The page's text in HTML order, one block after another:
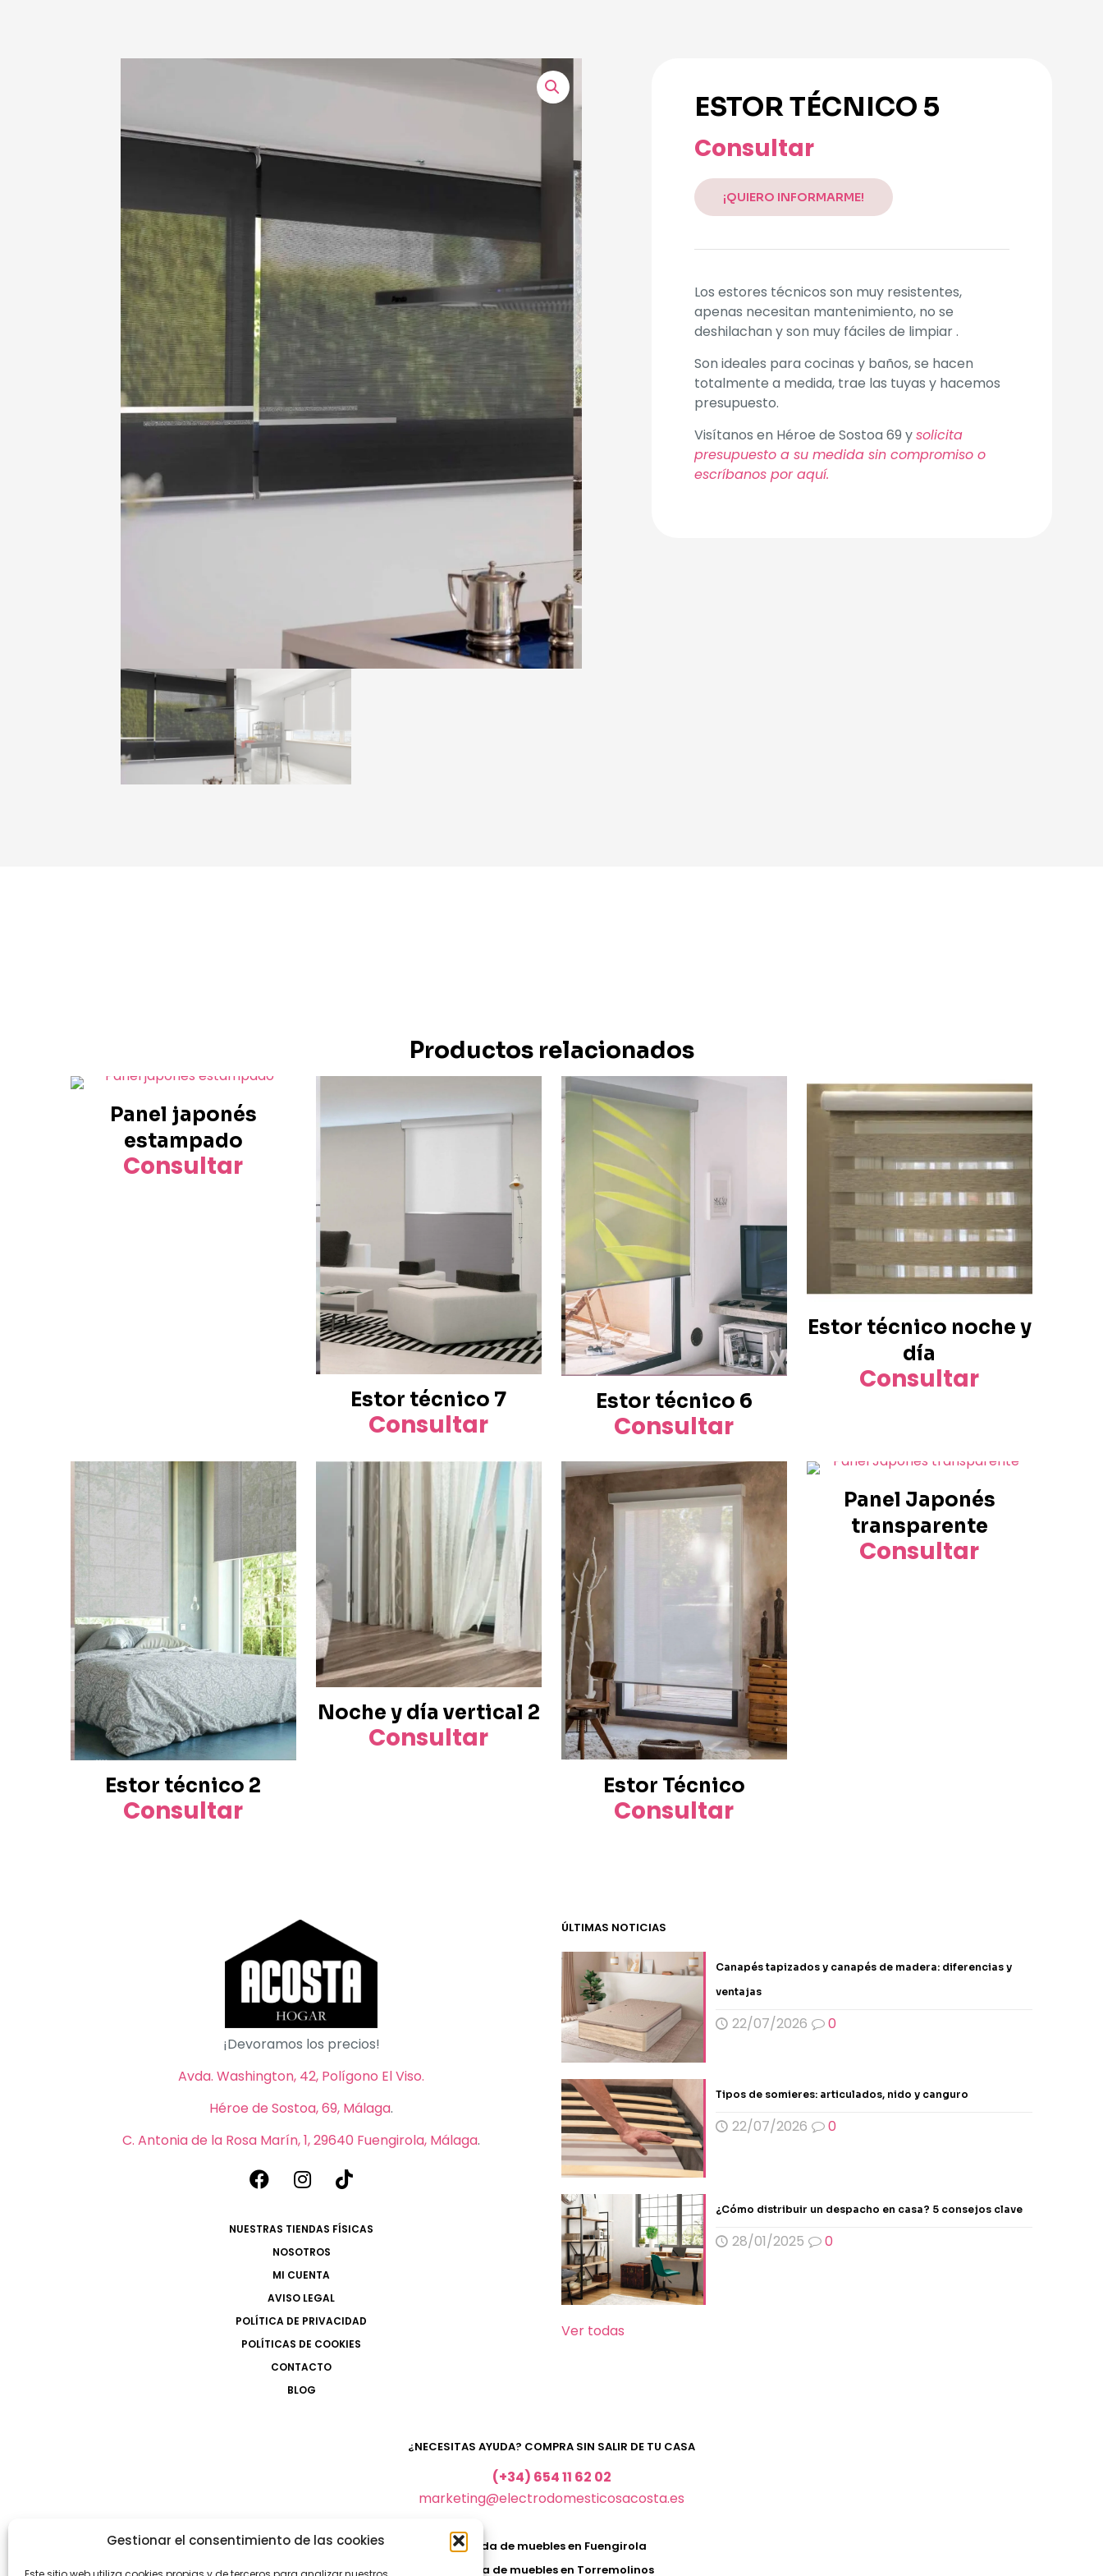
Gestionar el consentimiento de las cookies
ESTOR TÉCNICO 5
Consultar
¡QUIERO INFORMARME!
Los estores técnicos son muy resistentes,
apenas necesitan mantenimiento, no se
deshilachan y son muy fáciles de limpiar .
Son ideales para cocinas y baños, se hacen
totalmente a medida, trae las tuyas y hacemos
presupuesto.
Visítanos en Héroe de Sostoa 69 ysolicita
presupuesto a su medida sin compromiso o
escríbanos por aquí.
Productos relacionados
Panel japonés
estampado
Consultar
Estor técnico 7
Consultar
Estor técnico 6
Consultar
Estor técnico noche y
día
Consultar
Estor técnico 2
Consultar
Noche y día vertical 2
Consultar
Estor Técnico
Consultar
Panel Japonés
transparente
Consultar
¡Devoramos los precios!
Avda. Washington, 42, Polígono El Viso.
Héroe de Sostoa, 69, Málaga.
C. Antonia de la Rosa Marín, 1, 29640 Fuengirola, Málaga.
NUESTRAS TIENDAS FÍSICAS
NOSOTROS
MI CUENTA
AVISO LEGAL
POLÍTICA DE PRIVACIDAD
POLÍTICAS DE COOKIES
CONTACTO
BLOG
ÚLTIMAS NOTICIAS
Canapés tapizados y canapés de madera: diferencias y
ventajas
22/07/2026 0
Tipos de somieres: articulados, nido y canguro
22/07/2026 0
¿Cómo distribuir un despacho en casa? 5 consejos clave
28/01/2025 0
Ver todas
¿NECESITAS AYUDA? COMPRA SIN SALIR DE TU CASA
(+34) 654 11 62 02
marketing@electrodomesticosacosta.es
Tienda de muebles en Fuengirola
Tienda de muebles en Torremolinos